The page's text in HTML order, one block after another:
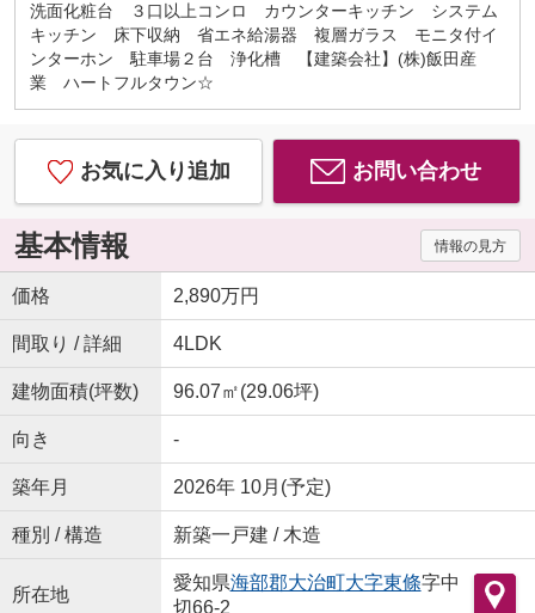
洗面化粧台 ３口以上コンロ カウンターキッチン システム
キッチン 床下収納 省エネ給湯器 複層ガラス モニタ付イ
ンターホン 駐車場２台 浄化槽 【建築会社】(株)飯田産
業 ハートフルタウン☆
お気に入り追加 お問い合わせ
基本情報 情報の見方
価格 2,890万円
間取り / 詳細 4LDK
建物面積(坪数) 96.07㎡(29.06坪)
向き -
築年月 2026年 10月(予定)
種別 / 構造 新築一戸建 / 木造
所在地
愛知県海部郡大治町大字東條字中
切66-2